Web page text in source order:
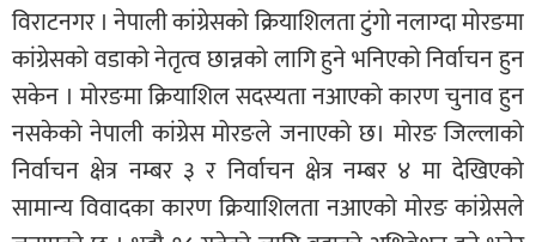
विराटनगर । नेपाली कांग्रेसको क्रियाशिलता टुंगो नलाग्दा मोरङमा
कांग्रेसको वडाको नेतृत्व छान्नको लागि हुने भनिएको निर्वाचन हुन
सकेन । मोरङमा क्रियाशिल सदस्यता नआएको कारण चुनाव हुन
नसकेको नेपाली कांग्रेस मोरङले जनाएको छ। मोरङ जिल्लाको
निर्वाचन क्षेत्र नम्बर ३ र निर्वाचन क्षेत्र नम्बर ४ मा देखिएको
सामान्य विवादका कारण क्रियाशिलता नआएको मोरङ कांग्रेसले